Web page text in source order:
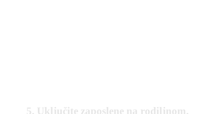
5. Uključite zaposlene na rodiljnom,